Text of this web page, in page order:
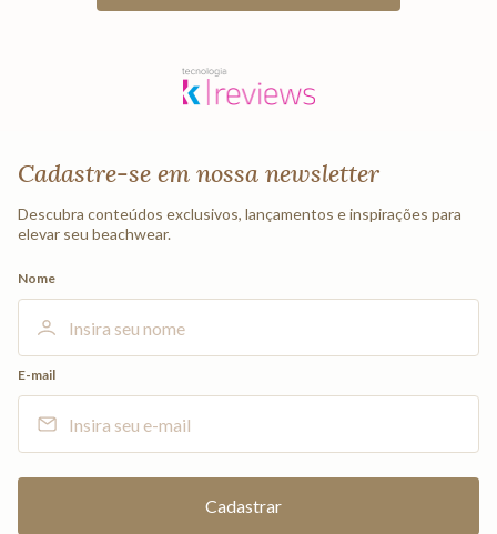
Cadastre-se em nossa newsletter
Descubra conteúdos exclusivos, lançamentos e inspirações para
elevar seu beachwear.
Nome
E-mail